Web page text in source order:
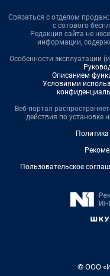
Связаться с отделом
с сотового
Редакция сайта не
информации,
Особенности эксплуатации
Описанием
Условиями
Веб-портал
действия по установке
Пользовательское
© ООО